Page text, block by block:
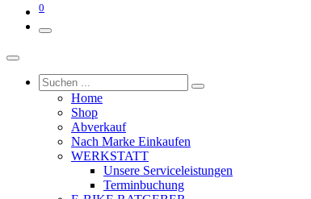
0
Home
Shop
Abverkauf
Nach Marke Einkaufen
WERKSTATT
Unsere Serviceleistungen
Terminbuchung